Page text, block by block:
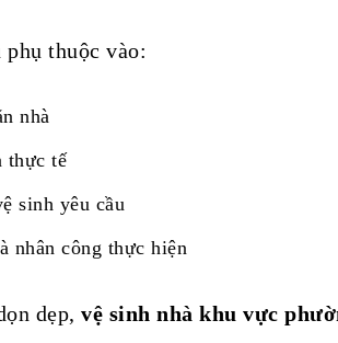
thuộc vào:
nhà
thực tế
sinh yêu cầu
nhân công thực hiện
dẹp, vệ sinh nhà khu vực